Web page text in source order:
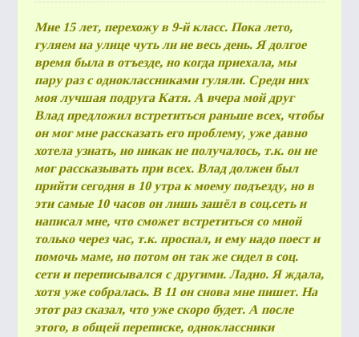
Мне 15 лет, перехожу в 9-й класс. Пока лето,
гуляем на улице чуть ли не весь день. Я долгое
время была в отъезде, но когда приехала, мы
пару раз с одноклассниками гуляли. Среди них
моя лучшая подруга Катя. А вчера мой друг
Влад предложил встретиться раньше всех, чтобы
он мог мне рассказать его проблему, уже давно
хотела узнать, но никак не получалось, т.к. он не
мог рассказывать при всех. Влад должен был
прийти сегодня в 10 утра к моему подъезду, но в
эти самые 10 часов он лишь зашёл в соц.сеть и
написал мне, что сможет встретиться со мной
только через час, т.к. проспал, и ему надо поест и
помочь маме, но потом он так же сидел в соц.
сети и переписывался с другими.Ладно. Я ждала,
хотя уже собралась. В 11 он снова мне пишет. На
этот раз сказал, что уже скоро будет. А после
этого, в общей переписке, одноклассники